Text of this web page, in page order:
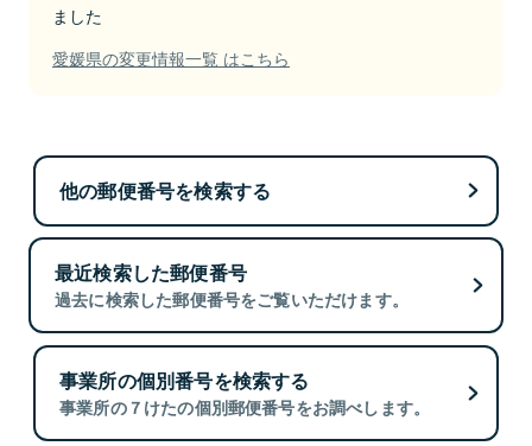
ました
愛媛県の変更情報一覧 はこちら
他の郵便番号を検索する
最近検索した郵便番号
過去に検索した郵便番号をご覧いただけます。
事業所の個別番号を検索する
事業所の７けたの個別郵便番号をお調べします。